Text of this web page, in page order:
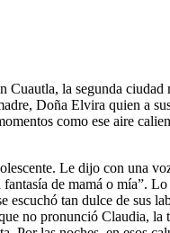
la segunda
Doña Elvira quien a
como ese aire
Le dijo con una
de mamá o mía”.
tan dulce de sus
no pronunció Claudia,